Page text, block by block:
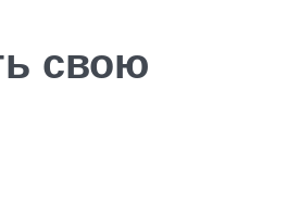
свою